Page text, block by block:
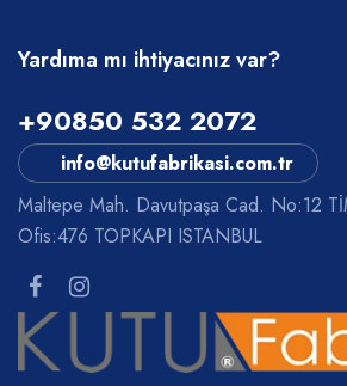
Yardıma mı ihtiyacınız var?
+90850 532 2072
info@kutufabrikasi.com.tr
Maltepe Mah. Davutpaşa Cad. No:12
Ofis:476 TOPKAPI ISTANBUL